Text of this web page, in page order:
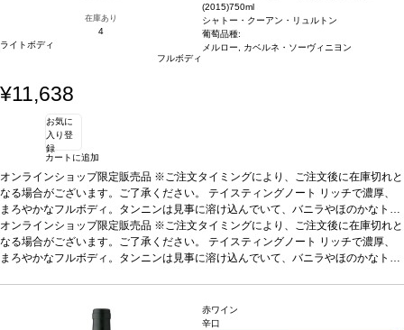
在庫あり
4
ライトボディ
フルボディ
(2015)750ml
シャトー・クーアン・リュルトン
葡萄品種:
メルロー, カベルネ・ソーヴィニヨン
¥11,638
お気に
入り登
録
カートに追加
オンラインショップ限定販売品 ※ご注文タイミングにより、ご注文後に在庫切れと
なる場合がございます。ご了承ください。 テイスティングノート リッチで濃厚、
まろやかなフルボディ。タンニンは見事に溶け込んでいて、バニラやほのかなトー
ストを含む長い余韻が続く。エレガントな一本、魅了される。合う料理家きんの
ロースト、白身肉などと好相性 葡萄品種
メルロー 60%、カベルネ・ソーヴィニヨ
ン 40%認証HVE3認証 造り手情報 アンドレ・リュルトン・ワイナリーは、現在ボ
地保護呼称）を創設し、現在では赤・白用葡萄栽培に最適な土地として非常に有
名。息子のジャック・リュルトンが、現在家族が所有するワイナリーを運営してお
オンラインショップ限定販売品 ※ご注文タイミングにより、ご注文後に在庫切れと
なる場合がございます。ご了承ください。 テイスティングノート リッチで濃厚、
まろやかなフルボディ。タンニンは見事に溶け込んでいて、バニラやほのかなトー
HVE3認証
アンドレ・リュルトン・ワイナリーは、現在ボ
ルドーで最も大きな家族経営のワイナリーの一つ。アンドレはシャトーに生まれ、
赤ワイン
辛口